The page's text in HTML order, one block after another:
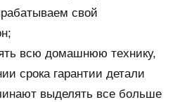
свой
всю домашнюю технику,
срока гарантии детали
выделять все больше